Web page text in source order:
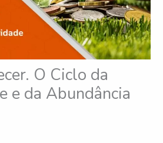
O Ciclo da
e da Abundância